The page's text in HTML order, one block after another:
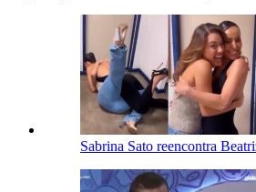
Sabrina Sato reencontra